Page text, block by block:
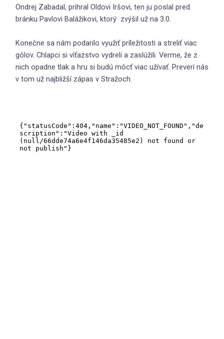
Ondrej Zabadal, prihral Oldovi Iršovi, ten ju poslal pred
bránku Pavlovi Balážikovi, ktorý zvýšil už na 3:0.
Konečne sa nám podarilo využiť príležitosti a streliť viac
gólov. Chlapci si víťazstvo vydreli a zaslúžili. Verme, že z
nich opadne tlak a hru si budú môcť viac užívať. Preverí nás
v tom už najbližší zápas v Stražoch.